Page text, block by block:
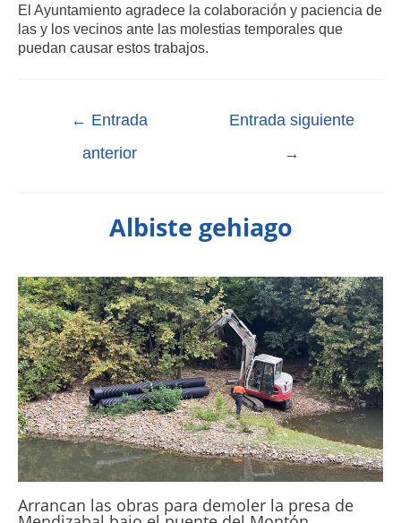
El Ayuntamiento agradece la colaboración y paciencia de
las y los vecinos ante las molestias temporales que
puedan causar estos trabajos.
← Entrada
anterior
Entrada siguiente
→
Albiste gehiago
Arrancan las obras para demoler la presa de